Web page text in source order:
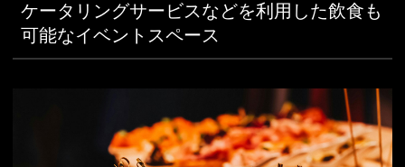
ケータリングサービスなどを利用した飲食も
可能なイベントスペース